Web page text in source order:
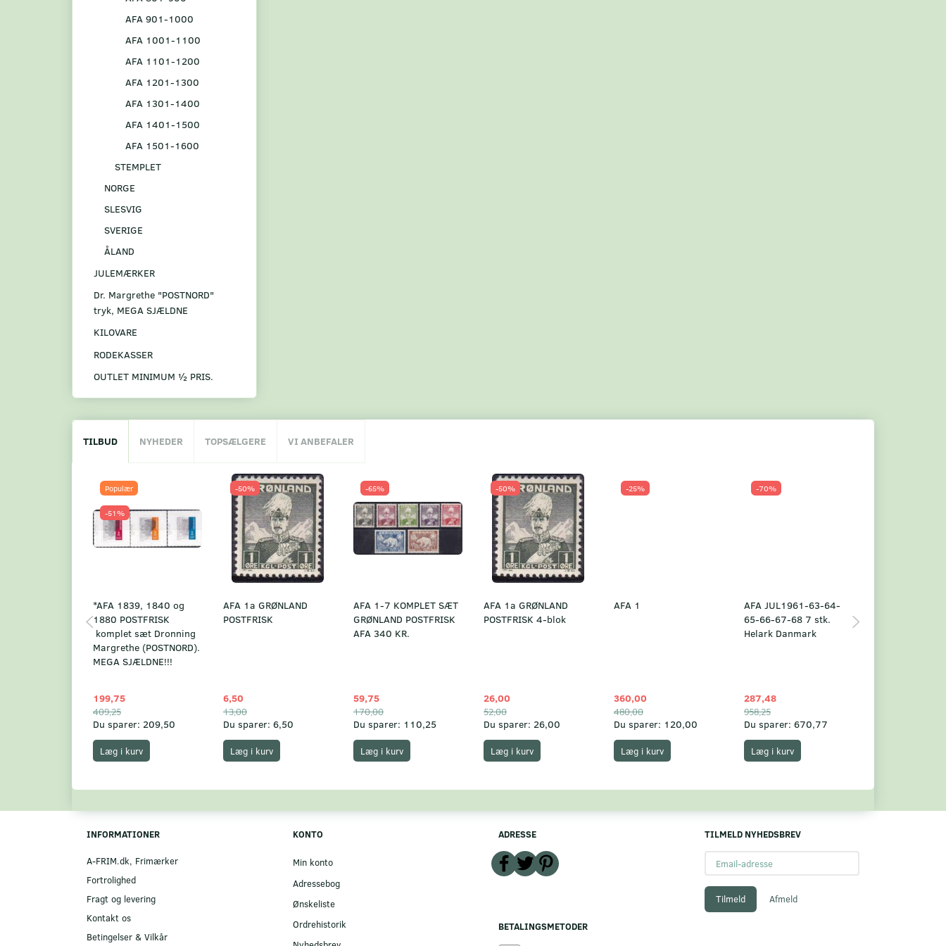
AFA 901-1000
AFA 1001-1100
AFA 1101-1200
AFA 1201-1300
AFA 1301-1400
AFA 1401-1500
AFA 1501-1600
STEMPLET
NORGE
SLESVIG
SVERIGE
ÅLAND
JULEMÆRKER
Dr. Margrethe "POSTNORD"
tryk, MEGA SJÆLDNE
KILOVARE
RODEKASSER
OUTLET MINIMUM ½ PRIS.
TILBUD NYHEDER TOPSÆLGERE VI ANBEFALER
Populær
-51%
*AFA 1839, 1840 og
1880 POSTFRISK
komplet sæt Dronning
Margrethe (POSTNORD).
MEGA SJÆLDNE!!!
199,75
409,25
Du sparer: 209,50
Læg i kurv
-50%
AFA 1a GRØNLAND
POSTFRISK
6,50
13,00
Du sparer: 6,50
Læg i kurv
-65%
AFA 1-7 KOMPLET SÆT
GRØNLAND POSTFRISK
AFA 340 KR.
59,75
170,00
Du sparer: 110,25
Læg i kurv
-50%
AFA 1a GRØNLAND
POSTFRISK 4-blok
26,00
52,00
Du sparer: 26,00
Læg i kurv
-25%
AFA 1
360,00
480,00
Du sparer: 120,00
Læg i kurv
-70%
AFA JUL1961-63-64-
65-66-67-68 7 stk.
Helark Danmark
287,48
958,25
Du sparer: 670,77
Læg i kurv
INFORMATIONER
A-FRIM.dk, Frimærker
Fortrolighed
Fragt og levering
Kontakt os
Betingelser & Vilkår
KONTO
Min konto
Adressebog
Ønskeliste
Ordrehistorik
ADRESSE
BETALINGSMETODER
TILMELD NYHEDSBREV
adresse
Tilmeld Afmeld